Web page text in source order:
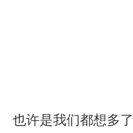
也许是我们都想多